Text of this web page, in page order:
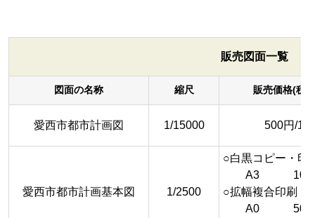
販売図面一覧
図面の名称 縮尺 販売価格(税
愛西市都市計画図 1/15000 500円/1枚
愛西市都市計画基本図 1/2500
○白黒コピー・印
A3 10円/
○拡幅複合印刷
A0 50円/